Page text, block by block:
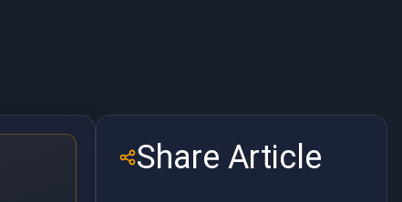
Share Article